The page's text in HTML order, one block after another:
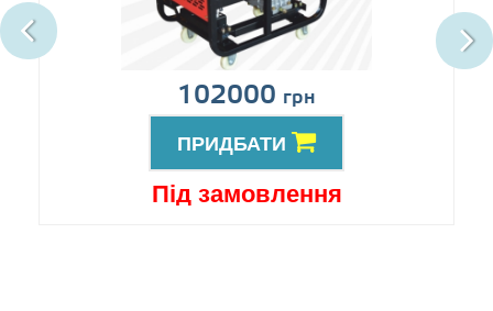
102000 грн
ПРИДБАТИ
Під замовлення